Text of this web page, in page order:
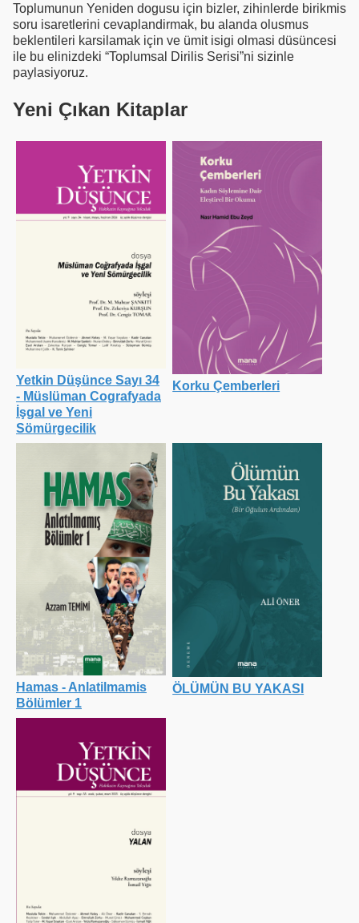
Toplumunun Yeniden dogusu için bizler, zihinlerde birikmis
soru isaretlerini cevaplandirmak, bu alanda olusmus
beklentileri karsilamak için ve ümit isigi olmasi düsüncesi
ile bu elinizdeki “Toplumsal Dirilis Serisi”ni sizinle
paylasiyoruz.
Yeni Çıkan Kitaplar
Yetkin Düşünce Sayı 34
- Müslüman Cografyada
İşgal ve Yeni
Sömürgecilik
Korku Çemberleri
Hamas - Anlatilmamis
Bölümler 1
ÖLÜMÜN BU YAKASI